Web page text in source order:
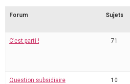
Forum Sujets
C’est parti ! 71
Question subsidiaire 10